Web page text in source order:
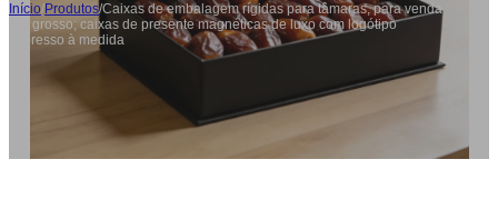
Início/Produtos/Caixas de embalagem rígidas para tâmaras, para venda
por grosso; caixas de presente magnéticas de luxo com logótipo
impresso à medida